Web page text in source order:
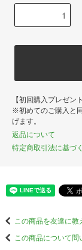
【初回購入プレゼント
※初めてのご購入と
げます。
返品について
特定商取引法に基づ
この商品を友達に教
この商品について問